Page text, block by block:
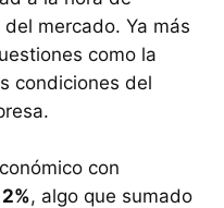
mercado. Ya más
como la
condiciones del
con
, algo que sumado